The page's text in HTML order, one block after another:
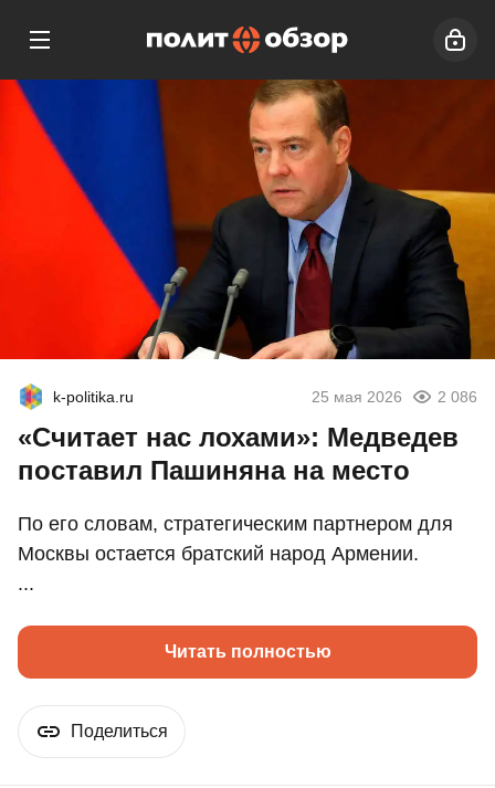
k-politika.ru 25 мая 2026 2 086
«Считает нас лохами»: Медведев
поставил Пашиняна на место
По его словам, стратегическим партнером для
Москвы остается братский народ Армении.
...
Читать полностью
Поделиться